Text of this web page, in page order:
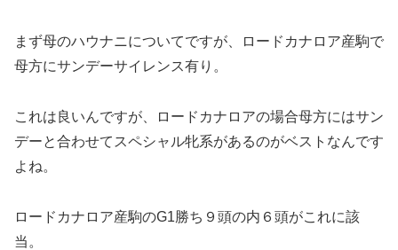
まず母のハウナニについてですが、ロードカナロア産駒で
母方にサンデーサイレンス有り。
これは良いんですが、ロードカナロアの場合母方にはサン
デーと合わせてスペシャル牝系があるのがベストなんです
よね。
ロードカナロア産駒のG1勝ち９頭の内６頭がこれに該
当。